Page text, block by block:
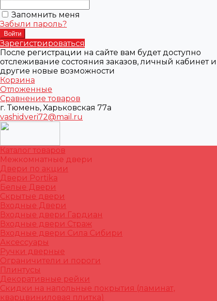
Запомнить меня
Забыли пароль?
Зарегистрироваться
После регистрации на сайте вам будет доступно
отслеживание состояния заказов, личный кабинет и
другие новые возможности
Корзина
Отложенные
Сравнение товаров
г. Тюмень, Харьковская 77а
vashidveri72@mail.ru
Каталог товаров
Межкомнатные двери
Двери по акции
Двери Portika
Белые Двери
Скрытые двери
Входные Двери
Входные двери Гардиан
Входные двери Страж
Входные двери Сила Сибири
Аксессуары
Ручки дверные
Ограничители и пороги
Плинтусы
Декоративные рейки
Скидки на напольные покрытия (ламинат,
кварцвиниловая плитка)